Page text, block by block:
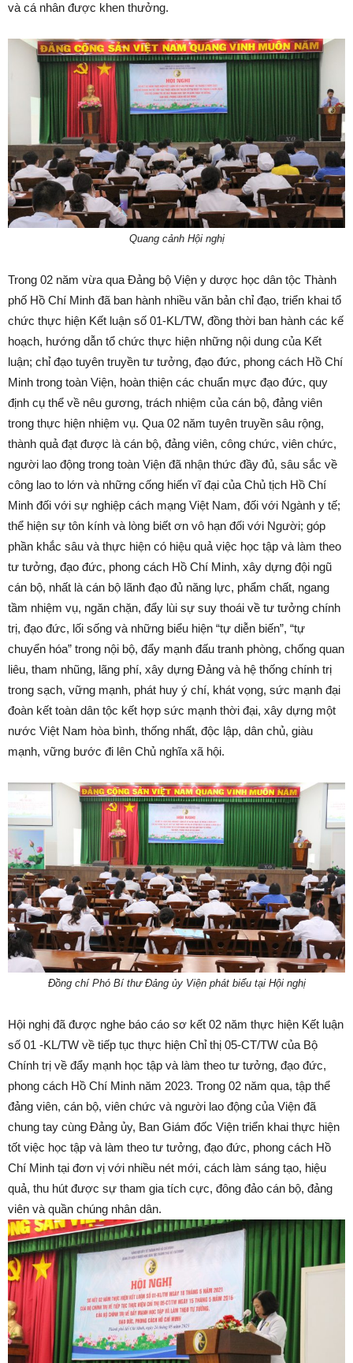
và cá nhân được khen thưởng.
Quang cảnh Hội nghị
Trong 02 năm vừa qua Đảng bộ Viện y dược học dân tộc Thành
phố Hồ Chí Minh đã ban hành nhiều văn bản chỉ đạo, triển khai tổ
chức thực hiện Kết luận số 01-KL/TW, đồng thời ban hành các kế
hoạch, hướng dẫn tổ chức thực hiện những nội dung của Kết
luận; chỉ đạo tuyên truyền tư tưởng, đạo đức, phong cách Hồ Chí
Minh trong toàn Viện, hoàn thiện các chuẩn mực đạo đức, quy
định cụ thể về nêu gương, trách nhiệm của cán bộ, đảng viên
trong thực hiện nhiệm vụ. Qua 02 năm tuyên truyền sâu rộng,
thành quả đạt được là cán bộ, đảng viên, công chức, viên chức,
người lao động trong toàn Viện đã nhận thức đầy đủ, sâu sắc về
công lao to lớn và những cống hiến vĩ đại của Chủ tịch Hồ Chí
Minh đối với sự nghiệp cách mạng Việt Nam, đối với Ngành y tế;
thể hiện sự tôn kính và lòng biết ơn vô hạn đối với Người; góp
phần khắc sâu và thực hiện có hiệu quả việc học tập và làm theo
tư tưởng, đạo đức, phong cách Hồ Chí Minh, xây dựng đội ngũ
cán bộ, nhất là cán bộ lãnh đạo đủ năng lực, phẩm chất, ngang
tầm nhiệm vụ, ngăn chặn, đẩy lùi sự suy thoái về tư tưởng chính
trị, đạo đức, lối sống và những biểu hiện “tự diễn biến”, “tự
chuyển hóa” trong nội bộ, đẩy mạnh đấu tranh phòng, chống quan
liêu, tham nhũng, lãng phí, xây dựng Đảng và hệ thống chính trị
trong sạch, vững mạnh, phát huy ý chí, khát vọng, sức mạnh đại
đoàn kết toàn dân tộc kết hợp sức mạnh thời đại, xây dựng một
nước Việt Nam hòa bình, thống nhất, độc lập, dân chủ, giàu
mạnh, vững bước đi lên Chủ nghĩa xã hội.
Đồng chí Phó Bí thư Đảng ủy Viện phát biểu tại Hội nghị
Hội nghị đã được nghe báo cáo sơ kết 02 năm thực hiện Kết luận
số 01 -KL/TW về tiếp tục thực hiện Chỉ thị 05-CT/TW của Bộ
Chính trị về đẩy mạnh học tập và làm theo tư tưởng, đạo đức,
phong cách Hồ Chí Minh năm 2023. Trong 02 năm qua, tập thể
đảng viên, cán bộ, viên chức và người lao động của Viện đã
chung tay cùng Đảng ủy, Ban Giám đốc Viện triển khai thực hiện
tốt việc học tập và làm theo tư tưởng, đạo đức, phong cách Hồ
Chí Minh tại đơn vị với nhiều nét mới, cách làm sáng tạo, hiệu
quả, thu hút được sự tham gia tích cực, đông đảo cán bộ, đảng
viên và quần chúng nhân dân.